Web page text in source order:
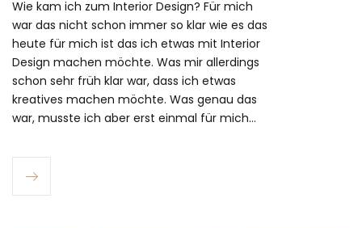
Wie kam ich zum Interior Design? Für mich
war das nicht schon immer so klar wie es das
heute für mich ist das ich etwas mit Interior
Design machen möchte. Was mir allerdings
schon sehr früh klar war, dass ich etwas
kreatives machen möchte. Was genau das
war, musste ich aber erst einmal für mich…